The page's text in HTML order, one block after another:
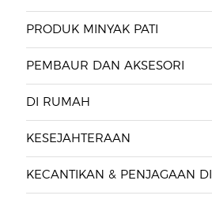
PRODUK MINYAK PATI
PEMBAUR DAN AKSESORI
DI RUMAH
KESEJAHTERAAN
KECANTIKAN & PENJAGAAN